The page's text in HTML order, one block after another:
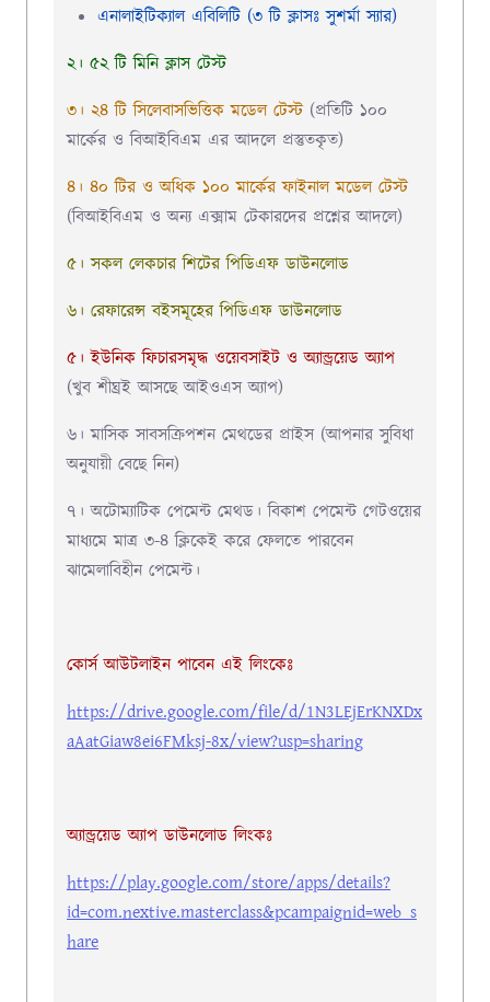
এনালাইটিক্যাল এবিলিটি (৩ টি ক্লাসঃ সুশর্মা স্যার)
২। ৫২ টি মিনি ক্লাস টেস্ট
৩। ২৪ টি সিলেবাসভিত্তিক মডেল টেস্ট (প্রতিটি ১০০
মার্কের ও বিআইবিএম এর আদলে প্রস্তুতকৃত)
৪। ৪০ টির ও অধিক ১০০ মার্কের ফাইনাল মডেল টেস্ট
(বিআইবিএম ও অন্য এক্সাম টেকারদের প্রশ্নের আদলে)
৫। সকল লেকচার শিটের পিডিএফ ডাউনলোড
৬। রেফারেন্স বইসমূহের পিডিএফ ডাউনলোড
৫। ইউনিক ফিচারসমৃদ্ধ ওয়েবসাইট ও অ্যান্ড্রয়েড অ্যাপ
(খুব শীঘ্রই আসছে আইওএস অ্যাপ)
৬। মাসিক সাবসক্রিপশন মেথডের প্রাইস (আপনার সুবিধা
অনুযায়ী বেছে নিন)
৭। অটোম্যাটিক পেমেন্ট মেথড। বিকাশ পেমেন্ট গেটওয়ের
মাধ্যমে মাত্র ৩-৪ ক্লিকেই করে ফেলতে পারবেন
ঝামেলাবিহীন পেমেন্ট।
কোর্স আউটলাইন পাবেন এই লিংকেঃ
https://drive.google.com/file/d/1N3LEjErKNXDx
aAatGiaw8ei6FMksj-8x/view?usp=sharing
অ্যান্ড্রয়েড অ্যাপ ডাউনলোড লিংকঃ
https://play.google.com/store/apps/details?
id=com.nextive.masterclass&pcampaignid=web_s
hare